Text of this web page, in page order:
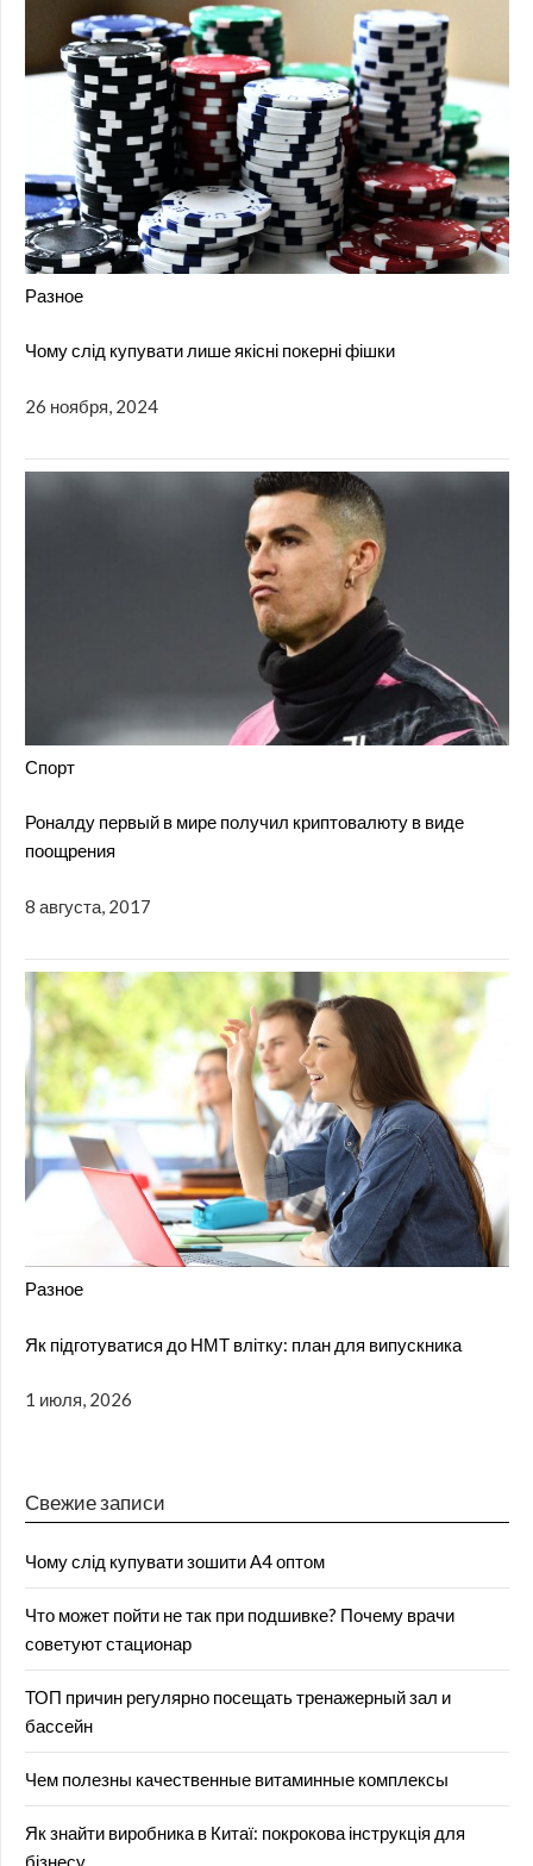
Разное
Чому слід купувати лише якісні покерні фішки
26 ноября, 2024
Спорт
Роналду первый в мире получил криптовалюту в виде
поощрения
8 августа, 2017
Разное
Як підготуватися до НМТ влітку: план для випускника
1 июля, 2026
Свежие записи
Чому слід купувати зошити А4 оптом
Что может пойти не так при подшивке? Почему врачи
советуют стационар
ТОП причин регулярно посещать тренажерный зал и
бассейн
Чем полезны качественные витаминные комплексы
Як знайти виробника в Китаї: покрокова інструкція для
бізнесу